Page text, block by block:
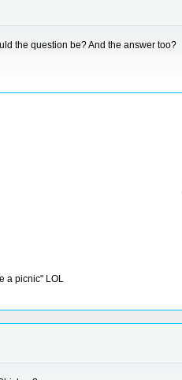
the question be? And the answer too?
a picnic" LOL